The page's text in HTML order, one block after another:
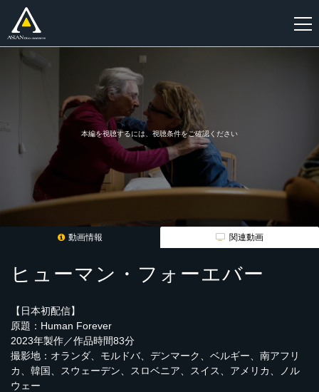
本編を視聴するには、視聴条件をご確認ください
動画情報 関連動画
ヒューマン・フォーエバー
【日本初配信】
原題：Human Forever
2023年製作／作品時間83分
撮影地：オランダ、モルドバ、デンマーク、ベルギー、南アフリ
カ、韓国、スウェーデン、スロベニア、スイス、アメリカ、ノル
ウェー